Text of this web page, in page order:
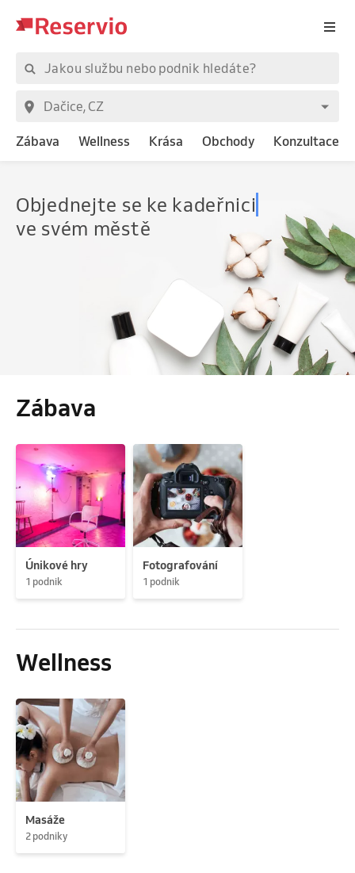
Zábava Wellness Krása Obchody Konzultace
Objednejte se ke kadeřnici
ve svém městě
Zábava
Únikové hry
1 podnik
Fotografování
1 podnik
Wellness
Masáže
2 podniky